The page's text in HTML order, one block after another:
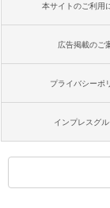
本サイトのご利用
広告掲載のご
プライバシーポ
インプレスグ